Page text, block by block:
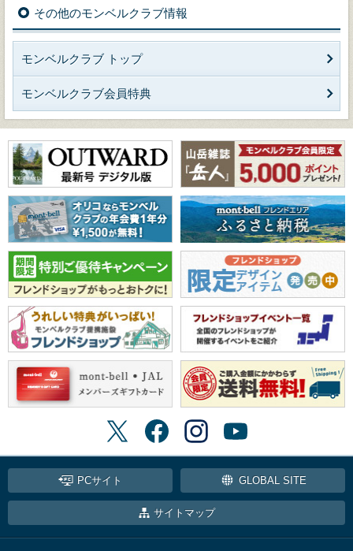
その他のモンベルクラブ情報
モンベルクラブ トップ
モンベルクラブ会員特典
PCサイト GLOBAL SITE
サイトマップ